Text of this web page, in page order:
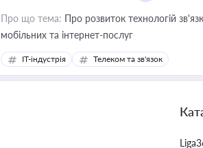
Про що тема: Про розвиток технологій
мобільних та інтернет-послуг
IT-індустрія Телеком та зв'язок